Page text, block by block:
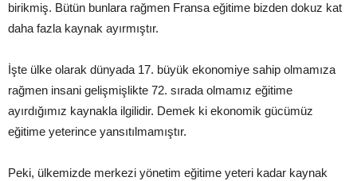
birikmiş. Bütün bunlara rağmen Fransa eğitime bizden dokuz kat
daha fazla kaynak ayırmıştır.
İşte ülke olarak dünyada 17. büyük ekonomiye sahip olmamıza
rağmen insani gelişmişlikte 72. sırada olmamız eğitime
ayırdığımız kaynakla ilgilidir. Demek ki ekonomik gücümüz
eğitime yeterince yansıtılmamıştır.
Peki, ülkemizde merkezi yönetim eğitime yeteri kadar kaynak